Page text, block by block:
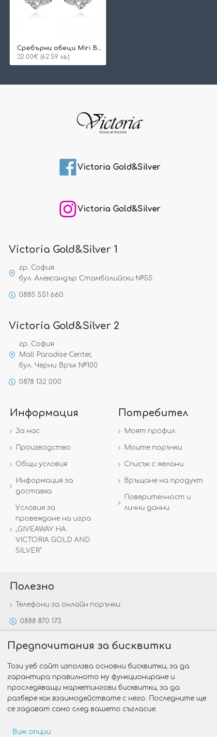
Сребърни обеци Miri Bloom
32.00€ (62.59 лв.)
Victoria Gold&Silver
Victoria Gold&Silver
Victoria Gold&Silver 1
гр. София
бул. Александър Стамболийски №55
0885 551 660
Victoria Gold&Silver 2
гр. София
Mall Paradise Center,
бул. Черни Връх №100
0878 132 000
Информация
За нас
Производство
Общи условия
Информация за
доставка
Условия за
провеждане на игра
„GIVEAWAY НА
VICTORIA GOLD AND
SILVER“
Потребител
Моят профил
Моите поръчки
Списък с желани
Връщане на продукт
Поверителност и
лични данни
Полезно
Телефони за онлайн поръчки:
0888 870 173
Специални предложения
Защо да изберете Victoria Gold&Silver?
Как да изберем годежен пръстен?
Предпочитания за бисквитки
Този уеб сайт използва основни бисквитки, за да
гарантира правилното му функциониране и
проследяващи маркетингови бисквитки, за да
разбере как взаимодействате с него. Последните ще
се задават само след вашето съгласие.
Виж опции